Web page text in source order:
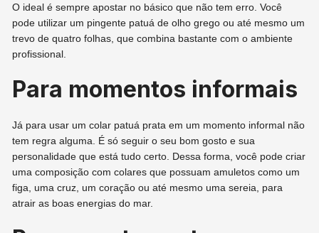
O ideal é sempre apostar no básico que não tem erro. Você
pode utilizar um pingente patuá de olho grego ou até mesmo um
trevo de quatro folhas, que combina bastante com o ambiente
profissional.
Para momentos informais
Já para usar um colar patuá prata em um momento informal não
tem regra alguma. É só seguir o seu bom gosto e sua
personalidade que está tudo certo. Dessa forma, você pode criar
uma composição com colares que possuam amuletos como um
figa, uma cruz, um coração ou até mesmo uma sereia, para
atrair as boas energias do mar.